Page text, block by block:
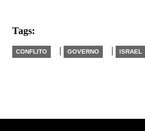
Tags:
CONFLITO | GOVERNO | ISRAEL